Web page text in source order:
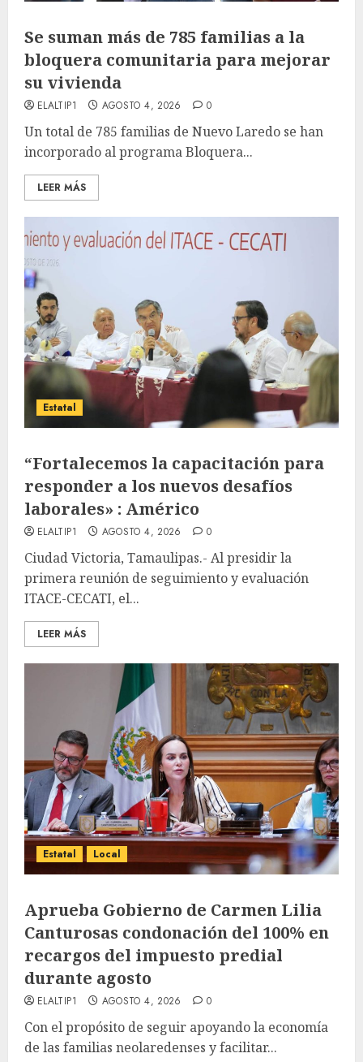
Se suman más de 785 familias a la
bloquera comunitaria para mejorar
su vivienda
ELALTIP1 AGOSTO 4, 2026 0
Un total de 785 familias de Nuevo Laredo se han
incorporado al programa Bloquera...
LEER MÁS
Estatal
“Fortalecemos la capacitación para
responder a los nuevos desafíos
laborales» : Américo
ELALTIP1 AGOSTO 4, 2026 0
Ciudad Victoria, Tamaulipas.- Al presidir la
primera reunión de seguimiento y evaluación
ITACE-CECATI, el...
LEER MÁS
Estatal Local
Aprueba Gobierno de Carmen Lilia
Canturosas condonación del 100% en
recargos del impuesto predial
durante agosto
ELALTIP1 AGOSTO 4, 2026 0
Con el propósito de seguir apoyando la economía
de las familias neolaredenses y facilitar...